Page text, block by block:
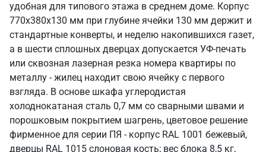
удобная для типового этажа в среднем доме. Корпус
770х380х130 мм при глубине ячейки 130 мм держит и
стандартные конверты, и неделю накопившихся газет,
а в шести сплошных дверцах допускается УФ-печать
или сквозная лазерная резка номера квартиры по
металлу - жилец находит свою ячейку с первого
взгляда. В основе шкафа углеродистая
холоднокатаная сталь 0,7 мм со сварными швами и
порошковым покрытием шагрень, цветовое решение
фирменное для серии ПЯ - корпус RAL 1001 бежевый,
дверцы RAL 1015 слоновая кость; вес блока 8,5 кг,